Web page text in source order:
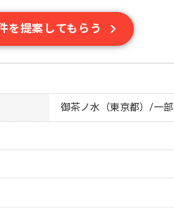
を提案してもらう
御茶ノ水（東京都）/一